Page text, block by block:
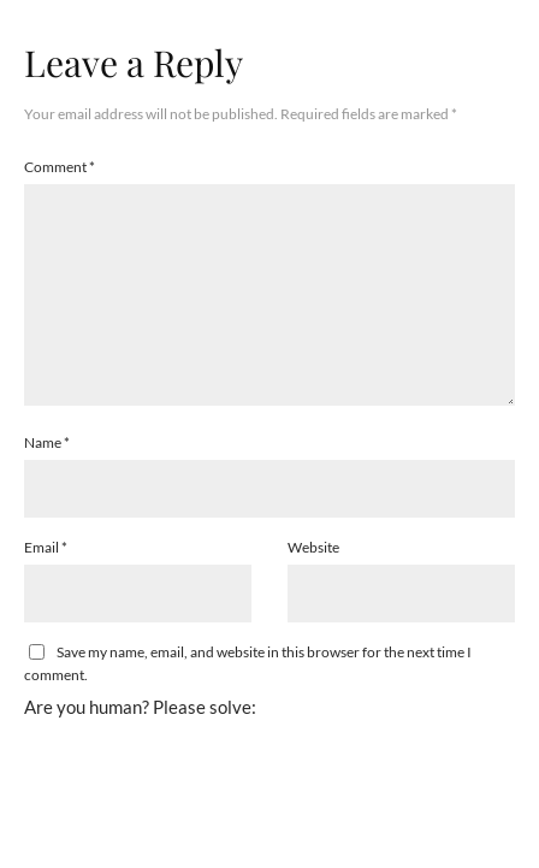
Leave a Reply
Your email address will not be published. Required fields are marked *
Comment*
Name*
Email * Website
Save my name, email, and website in this browser for the next time I
comment.
Are you human? Please solve: